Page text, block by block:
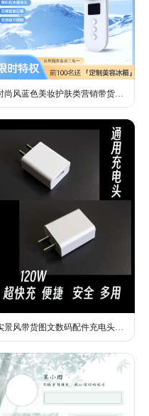
时尚风蓝色美妆护肤类营销带货美妆美业电商主图